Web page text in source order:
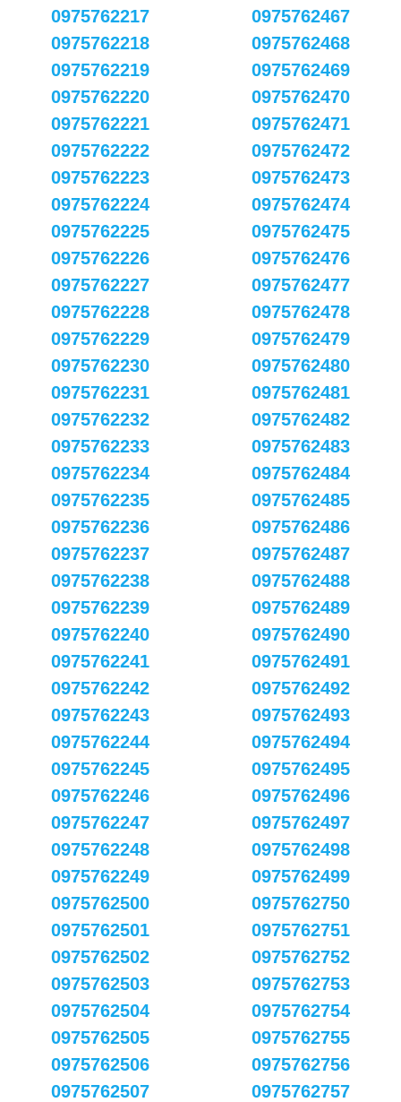
0975762217
0975762218
0975762219
0975762220
0975762221
0975762222
0975762223
0975762224
0975762225
0975762226
0975762227
0975762228
0975762229
0975762230
0975762231
0975762232
0975762233
0975762234
0975762235
0975762236
0975762237
0975762238
0975762239
0975762240
0975762241
0975762242
0975762243
0975762244
0975762245
0975762246
0975762247
0975762248
0975762249
0975762467
0975762468
0975762469
0975762470
0975762471
0975762472
0975762473
0975762474
0975762475
0975762476
0975762477
0975762478
0975762479
0975762480
0975762481
0975762482
0975762483
0975762484
0975762485
0975762486
0975762487
0975762488
0975762489
0975762490
0975762491
0975762492
0975762493
0975762494
0975762495
0975762496
0975762497
0975762498
0975762499
0975762500
0975762501
0975762502
0975762503
0975762504
0975762505
0975762506
0975762507
0975762750
0975762751
0975762752
0975762753
0975762754
0975762755
0975762756
0975762757